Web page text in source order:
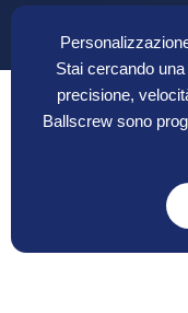
Stai cercando
precisione,
Ballscrew sono